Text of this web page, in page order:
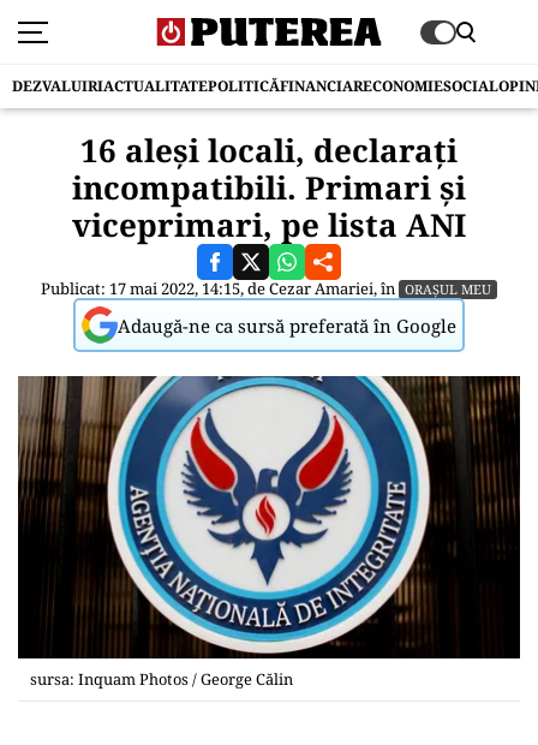
DEZVALUIRIACTUALITATEPOLITICĂFINANCIARECONOMIESOCIAL
16 aleși locali, declarați
incompatibili. Primari și
viceprimari, pe lista ANI
Publicat: 17 mai 2022, 14:15, deCezar Amariei, în ORAȘUL MEU
Adaugă-ne ca sursă preferată în Google
sursa: Inquam Photos / George Călin